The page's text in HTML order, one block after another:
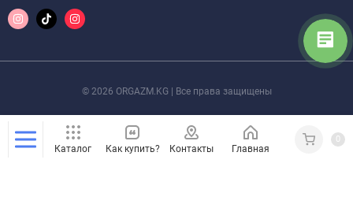
© 2026 ORGAZM.KG | Все права защищены
Каталог Как купить? Контакты Главная Кабинет
0